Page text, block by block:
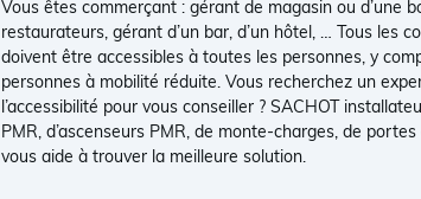
Vous êtes commerçant : gérant de magasin ou d’une
restaurateurs, gérant d’un bar, d’un hôtel, … Tous les
doivent être accessibles à toutes les personnes, y
personnes à mobilité réduite. Vous recherchez un
l’accessibilité pour vous conseiller ? SACHOT
PMR, d’ascenseurs PMR, de monte-charges, de
vous aide à trouver la meilleure solution.